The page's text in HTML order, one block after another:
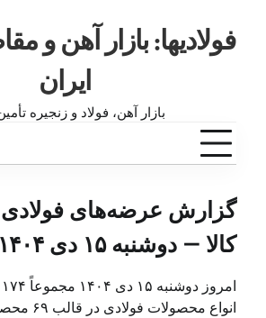
فولادیها: بازار آهن و
ایران
بازار آهن، فولاد و زنجیره
گزارش عرضه‌های
کالا — دوشنبه ۱۵ دی ۱۴۰۴
انواع